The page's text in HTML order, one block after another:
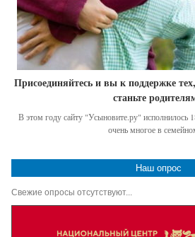
Присоединяйтесь и вы к поддержке
станьте
В этом году сайту "Усыновите.ру" исполнилось
очень многое в
Наш опрос
Свежие опросы отсутствуют...